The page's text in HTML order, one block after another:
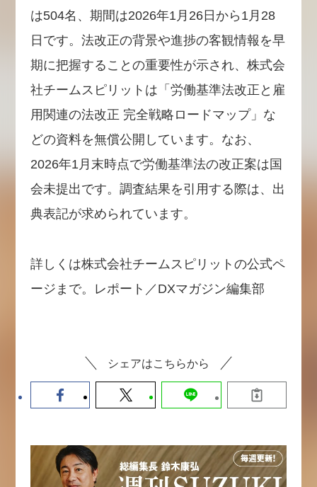
は504名、期間は2026年1月26日から1月28
日です。法改正の背景や進捗の客観情報を早
期に把握することの重要性が示され、株式会
社チームスピリットは「労働基準法改正と雇
用関連の法改正 完全戦略ロードマップ」な
どの資料を無償公開しています。なお、
2026年1月末時点で労働基準法の改正案は国
会未提出です。調査結果を引用する際は、出
典表記が求められています。
詳しくは株式会社チームスピリットの公式ペ
ージまで。レポート／DXマガジン編集部
シェアはこちらから